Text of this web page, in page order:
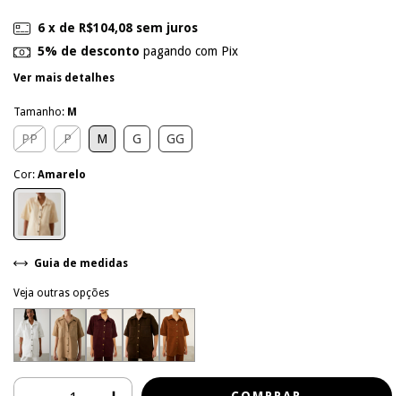
6 x de R$104,08 sem juros
5% de desconto pagando com Pix
Ver mais detalhes
Tamanho: M
PP P M G GG
Cor: Amarelo
Guia de medidas
Veja outras opções